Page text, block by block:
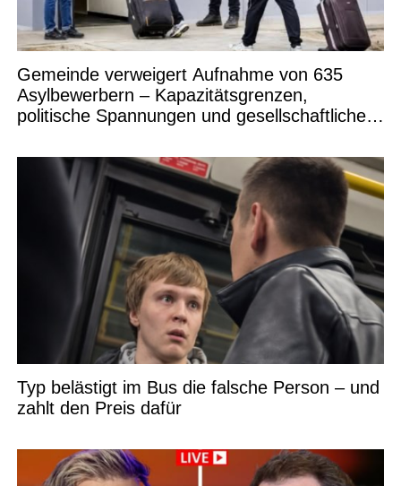
Gemeinde verweigert Aufnahme von 635
Asylbewerbern – Kapazitätsgrenzen,
politische Spannungen und gesellschaftliche
Typ belästigt im Bus die falsche Person – und
zahlt den Preis dafür